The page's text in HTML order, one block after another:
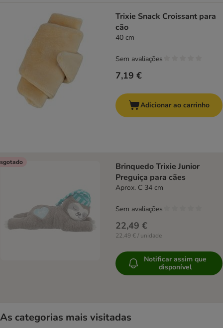
Trixie Snack Croissant para
cão
40 cm
7,19 €
Sem avaliações
Adicionar ao carrinho
Brinquedo Trixie Junior
Preguiça para cães
Aprox. C 34 cm
22,49 €
22,49 € / unidade
Sem avaliações
Notificar assim que
disponível
As categorias mais visitadas